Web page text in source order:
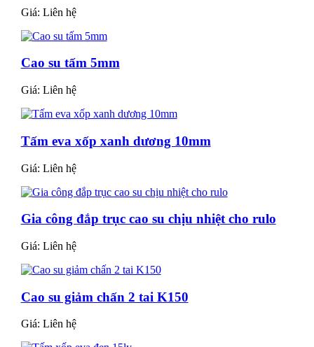
Giá: Liên hệ
Cao su tấm 5mm
Giá: Liên hệ
Tấm eva xốp xanh dương 10mm
Giá: Liên hệ
Gia công đắp trục cao su chịu nhiệt cho rulo
Giá: Liên hệ
Cao su giảm chấn 2 tai K150
Giá: Liên hệ